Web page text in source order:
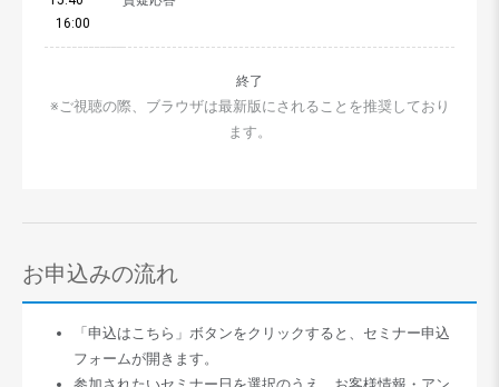
16:00
終了
※ご視聴の際、ブラウザは最新版にされることを推奨しており
ます。
お申込みの流れ
「申込はこちら」ボタンをクリックすると、セミナー申込
フォームが開きます。